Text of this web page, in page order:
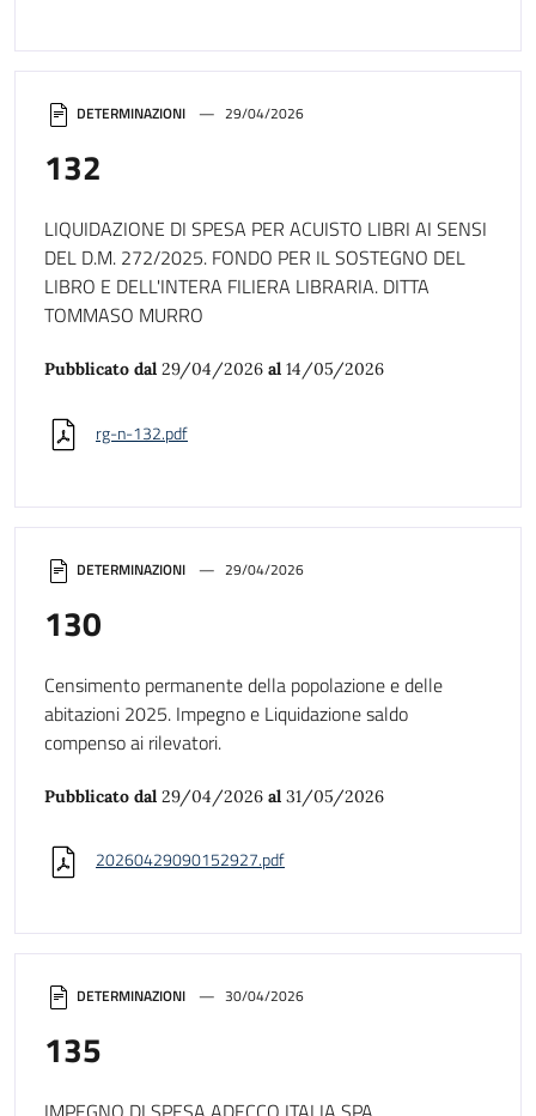
DETERMINAZIONI 30/04/2026
135
DETERMINAZIONI 29/04/2026
130
Censimento permanente della popolazione e delle
abitazioni 2025. Impegno e Liquidazione saldo
compenso ai rilevatori.
Pubblicato dal 29/04/2026 al 31/05/2026
20260429090152927.pdf
DETERMINAZIONI 29/04/2026
132
LIQUIDAZIONE DI SPESA PER ACUISTO LIBRI AI SENSI
DEL D.M. 272/2025. FONDO PER IL SOSTEGNO DEL
LIBRO E DELL'INTERA FILIERA LIBRARIA. DITTA
TOMMASO MURRO
Pubblicato dal 29/04/2026 al 14/05/2026
rg-n-132.pdf